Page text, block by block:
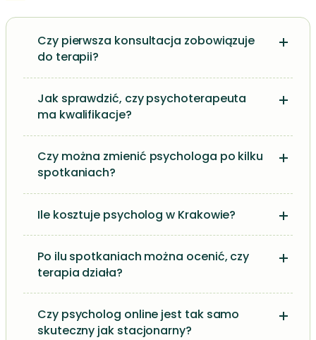
Czy pierwsza konsultacja zobowiązuje
do terapii?
Jak sprawdzić, czy psychoterapeuta
ma kwalifikacje?
Czy można zmienić psychologa po kilku
spotkaniach?
Ile kosztuje psycholog w Krakowie?
Po ilu spotkaniach można ocenić, czy
terapia działa?
Czy psycholog online jest tak samo
skuteczny jak stacjonarny?